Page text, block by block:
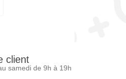
client
samedi de 9h à 19h